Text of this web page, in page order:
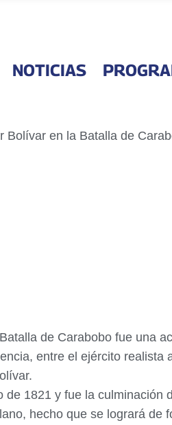
NOTICIAS
de Carabobo fue una
entre el ejército
1821 y fue la
hecho que se logrará